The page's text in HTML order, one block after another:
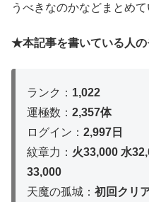
うべきなのかなどまとめて
★本記事を書いている人の
ランク： 1,022
運極数： 2,357体
ログイン： 2,997日
紋章力： 火33,000 水
33,000
天魔の孤城： 初回クリ